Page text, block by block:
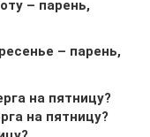
– парень,
– парень,
на пятницу?
на пятницу?